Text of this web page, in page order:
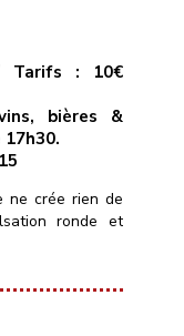
Tarifs : 10€
bières &
ne crée rien de
ronde et
qui construit
contrebassistes